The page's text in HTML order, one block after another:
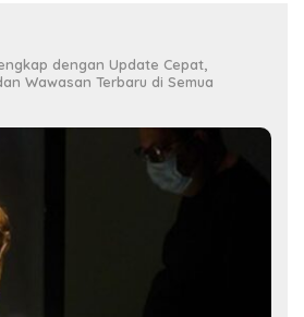
dengan Update Cepat,
Wawasan Terbaru di Semua